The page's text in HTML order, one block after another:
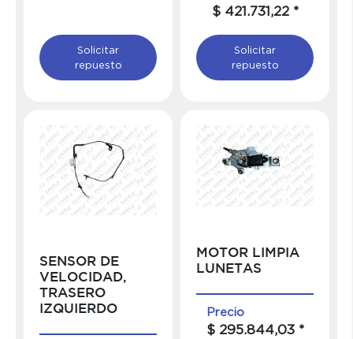
Solicitar
repuesto
$ 421.731,22 *
Solicitar
repuesto
SENSOR DE
VELOCIDAD,
TRASERO
IZQUIERDO
MOTOR LIMPIA
LUNETAS
Precio
$ 295.844,03 *